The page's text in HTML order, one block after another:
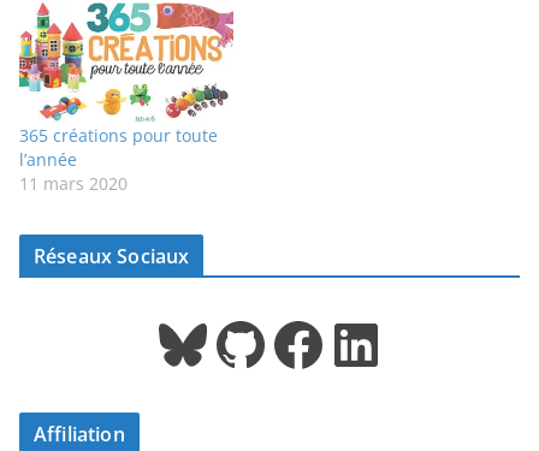
365 créations pour toute
l’année
11 mars 2020
Réseaux Sociaux
Bluesky GitHub Facebook LinkedIn
Affiliation